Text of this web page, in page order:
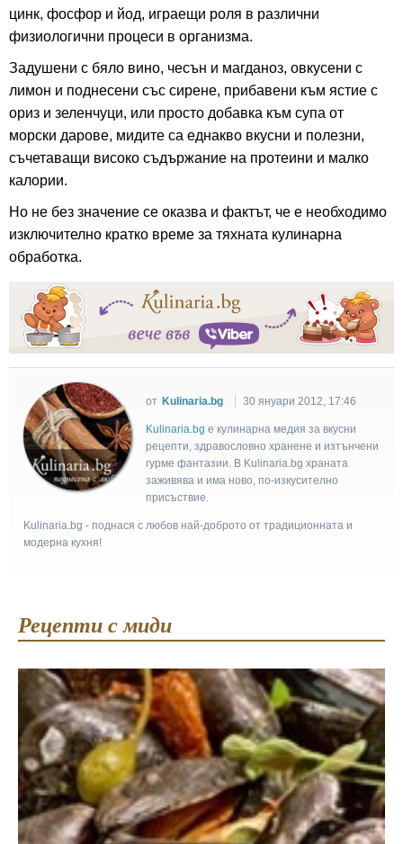
цинк, фосфор и йод, играещи роля в различни
физиологични процеси в организма.
Задушени с бяло вино, чесън и магданоз, овкусени с
лимон и поднесени със сирене, прибавени към ястие с
ориз и зеленчуци, или просто добавка към супа от
морски дарове, мидите са еднакво вкусни и полезни,
съчетаващи високо съдържание на протеини и малко
калории.
Но не без значение се оказва и фактът, че е необходимо
изключително кратко време за тяхната кулинарна
обработка.
от Kulinaria.bg 30 януари 2012, 17:46
Kulinaria.bg e кулинарна медия за вкусни
рецепти, здравословно хранене и изтънчени
гурме фантазии. В Kulinaria.bg храната
заживява и има ново, по-изкусително
присъствие.
Kulinaria.bg - поднася с любов най-доброто от традиционната и
модерна кухня!
Рецепти с миди